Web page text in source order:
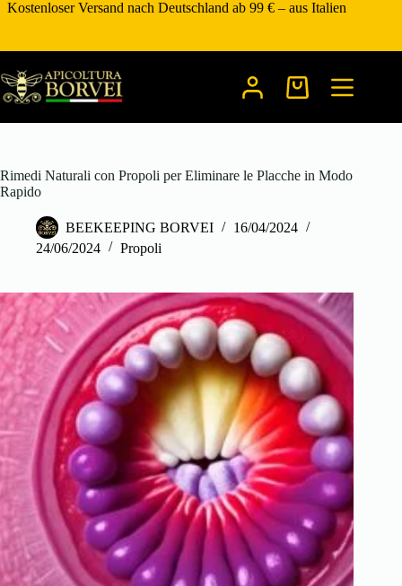
Zum
Kostenloser Versand nach Deutschland ab 99 € – aus Italien
Warenkorb
Rimedi Naturali con Propoli per Eliminare le Placche in Modo
Rapido
BEEKEEPING BORVEI
16/04/2024
24/06/2024
Propoli